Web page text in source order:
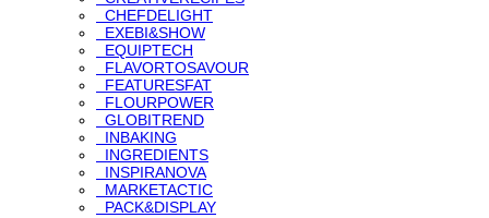
CHEFDELIGHT
EXEBI&SHOW
EQUIPTECH
FLAVORTOSAVOUR
FEATURESFAT
FLOURPOWER
GLOBITREND
INBAKING
INGREDIENTS
INSPIRANOVA
MARKETACTIC
PACK&DISPLAY